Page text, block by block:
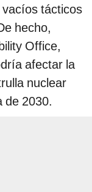
tácticos
hecho,
Office,
afectar la
nuclear
de 2030.